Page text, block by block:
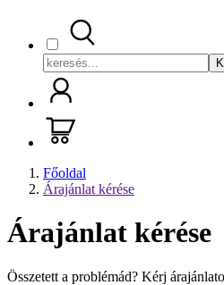
Főoldal
Árajánlat kérése
Árajánlat kérése
Összetett a problémád? Kérj